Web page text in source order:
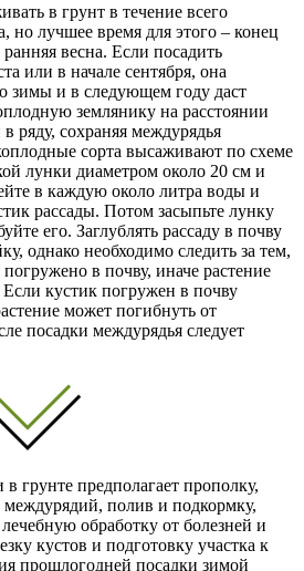
в грунт в течение всего
но лучшее время для этого – конец
весна. Если посадить
или в начале сентября, она
зимы и в следующем году даст
землянику на расстоянии
ряду, сохраняя междурядья
сорта высаживают по схеме
лунки диаметром около 20 см и
в каждую около литра воды и
рассады. Потом засыпьте лунку
его. Заглублять рассаду в почву
однако необходимо следить за тем,
в почву, иначе растение
Если кустик погружен в почву
может погибнуть от
посадки междурядья следует
грунте предполагает прополку,
полив и подкормку,
обработку от болезней и
кустов и подготовку участка к
прошлогодней посадки зимой